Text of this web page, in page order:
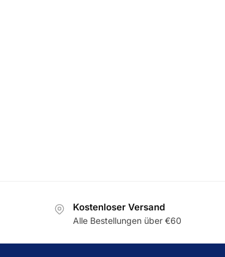
Kostenloser Versand
Alle Bestellungen über €60